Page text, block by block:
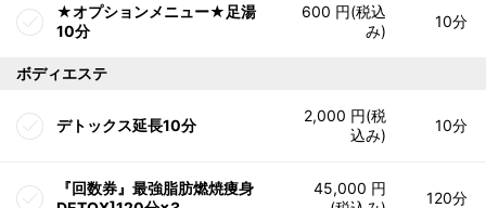
★オプションメニュー★足湯
10分
600 円(税込
み)
10分
ボディエステ
デトックス延長10分
2,000 円(税
込み)
10分
『回数券』最強脂肪燃焼痩身
45,000 円
120分